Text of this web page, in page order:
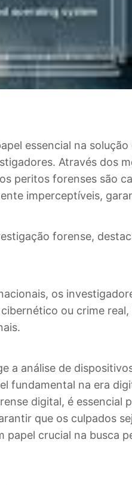
essencial na
Através dos
peritos forenses são
imperceptíveis,
forense,
os
ou crime
a análise de
fundamental na era
digital, é essencial
que os culpados
crucial na busca